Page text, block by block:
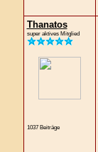
Thanatos
super aktives Mitglied
1037 Beiträge